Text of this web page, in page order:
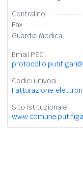
Centralino
Fax
Guardia Medica
Email PEC
Codici univoci
Fatturazione
Sito istituzionale